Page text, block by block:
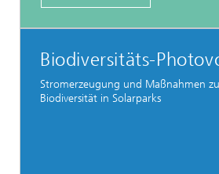
Biodiversitäts-
Stromerzeugung und Maßnahmen
Biodiversität in Solarparks